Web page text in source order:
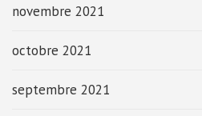
novembre 2021
octobre 2021
septembre 2021